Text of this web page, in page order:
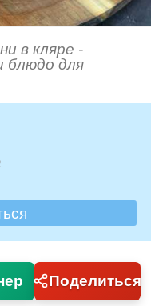
в кляре -
блюдо для
Поделиться